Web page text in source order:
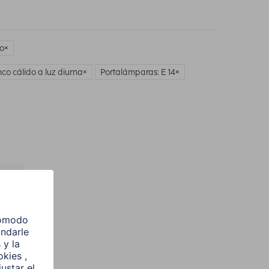
cálido a luz diurna Portalámparas: E 14